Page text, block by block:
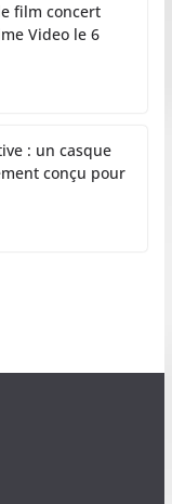
film concert
Video le 6
: un casque
conçu pour